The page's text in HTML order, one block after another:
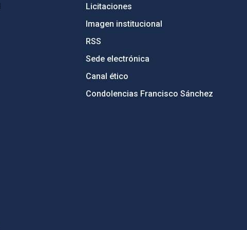
Licitaciones
Imagen institucional
RSS
Sede electrónica
Canal ético
Condolencias Francisco Sánchez